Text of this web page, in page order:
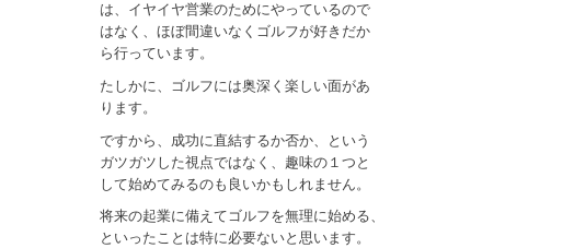
は、イヤイヤ営業のためにやっているので
はなく、ほぼ間違いなくゴルフが好きだか
ら行っています。
たしかに、ゴルフには奥深く楽しい面があ
ります。
ですから、成功に直結するか否か、という
ガツガツした視点ではなく、趣味の１つと
して始めてみるのも良いかもしれません。
将来の起業に備えてゴルフを無理に始める、
といったことは特に必要ないと思います。